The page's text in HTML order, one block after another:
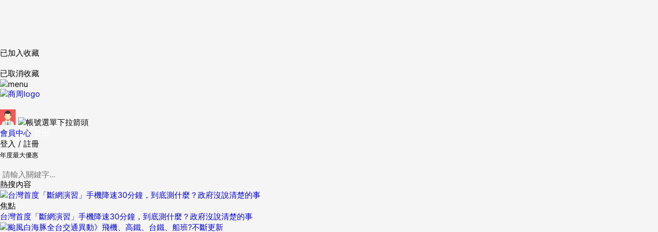
已加入收藏
已取消收藏
會員中心
登入 / 註冊
年度最大優惠
熱搜內容
焦點
台灣首度「斷網演習」手機降速30分鐘，到底測什麼？政府沒說清楚的事